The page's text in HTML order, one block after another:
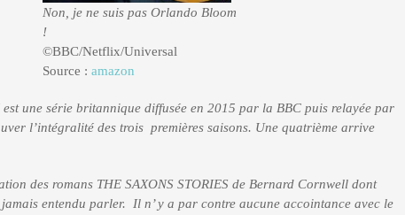
Non, je ne suis pas Orlando Bloom
!
©BBC/Netflix/Universal
Source :amazon
une série britannique diffusée en 2015 par la BBC puis relayée par
l’intégralité des trois premières saisons. Une quatrième arrive
des romans THE SAXONS STORIES de Bernard Cornwell dont
entendu parler. Il n’ y a par contre aucune accointance avec le